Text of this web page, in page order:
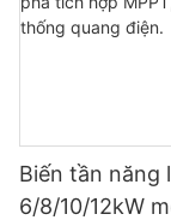
Biến tần năng
6/8/10/12kW